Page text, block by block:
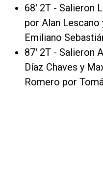
68' 2T - Salieron
por Alan
Emiliano
87' 2T - Salieron
Díaz Chaves y
Romero por